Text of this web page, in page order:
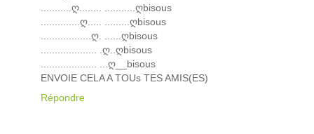
...........ღ........ ...........ღbisous
..............ღ..... .........ღbisous
..................ღ. ......ღbisous
.................... .ღ..ღbisous
.................... ...ღ__bisous
ENVOIE CELA A TOUs TES AMIS(ES)
Répondre